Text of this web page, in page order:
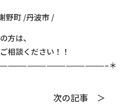
野町 /丹波市 /
方は、
相談ください！！
＊
次の記事